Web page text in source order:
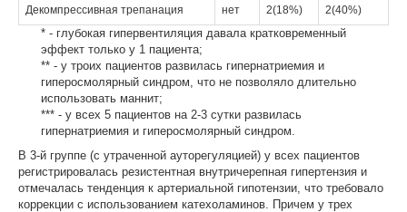
Декомпрессивная трепанация нет 2(18%) 2(40%)
* - глубокая гипервентиляция давала кратковременный
эффект только у 1 пациента;
** - у троих пациентов развилась гипернатриемия и
гиперосмолярный синдром, что не позволяло длительно
использовать маннит;
*** - у всех 5 пациентов на 2-3 сутки развилась
гипернатриемия и гиперосмолярный синдром.
В 3-й группе (с утраченной ауторегуляцией) у всех пациентов
регистрировалась резистентная внутричерепная гипертензия и
отмечалась тенденция к артериальной гипотензии, что требовало
коррекции с использованием катехоламинов. Причем у трех